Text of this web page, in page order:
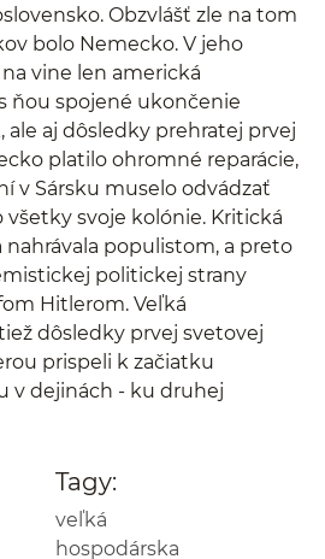
Obzvlášť zle na tom
bolo Nemecko. V jeho
vine len americká
ňou spojené ukončenie
ale aj dôsledky prehratej prvej
platilo ohromné reparácie,
v Sársku muselo odvádzať
všetky svoje kolónie. Kritická
populistom, a preto
politickej strany
Hitlerom. Veľká
dôsledky prvej svetovej
prispeli k začiatku
v dejinách - ku druhej
Tagy:
veľká
hospodárska